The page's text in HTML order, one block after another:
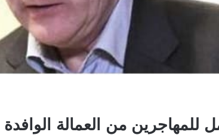
للمهاجرين من العمالة الوافدة